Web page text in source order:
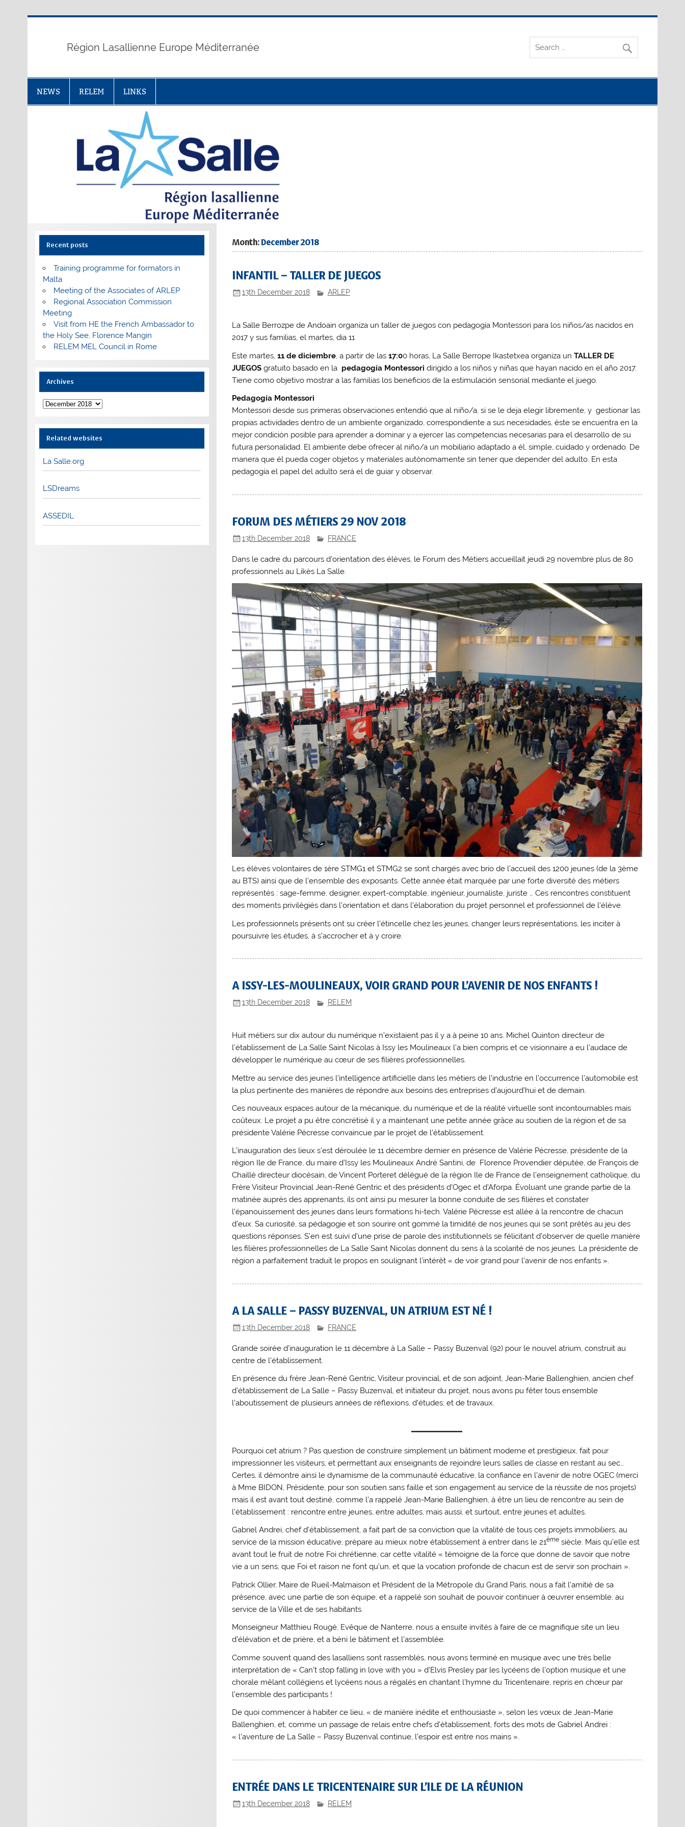
Région Lasallienne Europe Méditerranée
NEWS RELEM LINKS
Month:December 2018
INFANTIL – TALLER DE JUEGOS
13th December 2018 ARLEP
La Salle Berrozpe de Andoain organiza un taller de juegos con pedagogía Montessori para los niños/as nacidos en
2017 y sus familias, el martes, día 11
Este martes,11 de diciembre , a partir de las17:00 horas, La Salle Berrope Ikastetxea organiza un TALLER DE
JUEGOS gratuito basado en la pedagogía Montessoridirigido a los niños y niñas que hayan nacido en el año 2017.
Tiene como objetivo mostrar a las familias los beneficios de la estimulación sensorial mediante el juego.
Pedagogía Montessori
Montessori desde sus primeras observaciones entendió que al niño/a, si se le deja elegir libremente, y gestionar las
propias actividades dentro de un ambiente organizado, correspondiente a sus necesidades, éste se encuentra en la
mejor condición posible para aprender a dominar y a ejercer las competencias necesarias para el desarrollo de su
futura personalidad. El ambiente debe ofrecer al niño/a un mobiliario adaptado a él, simple, cuidado y ordenado. De
manera que él pueda coger objetos y materiales autónomamente sin tener que depender del adulto. En esta
pedagogía el papel del adulto será el de guiar y observar.
FORUM DES MÉTIERS 29 NOV 2018
13th December 2018 FRANCE
Dans le cadre du parcours d’orientation des élèves, le Forum des Métiers accueillait jeudi 29 novembre plus de 80
professionnels au Likès La Salle.
Les élèves volontaires de 1ère STMG1 et STMG2 se sont chargés avec brio de l’accueil des 1200 jeunes (de la 3ème
au BTS) ainsi que de l’ensemble des exposants. Cette année était marquée par une forte diversité des métiers
représentés : sage-femme, designer, expert-comptable, ingénieur, journaliste, juriste … Ces rencontres constituent
des moments privilégiés dans l’orientation et dans l’élaboration du projet personnel et professionnel de l’élève.
Les professionnels présents ont su créer l’étincelle chez les jeunes, changer leurs représentations, les inciter à
poursuivre les études, à s’accrocher et à y croire.
A ISSY-LES-MOULINEAUX, VOIR GRAND POUR L’AVENIR DE NOS ENFANTS !
13th December 2018 RELEM
Huit métiers sur dix autour du numérique n’existaient pas il y a à peine 10 ans. Michel Quinton directeur de
l’établissement de La Salle Saint Nicolas à Issy les Moulineaux l’a bien compris et ce visionnaire a eu l’audace de
développer le numérique au cœur de ses filières professionnelles.
Mettre au service des jeunes l’intelligence artificielle dans les métiers de l’industrie en l’occurrence l’automobile est
la plus pertinente des manières de répondre aux besoins des entreprises d’aujourd’hui et de demain.
Ces nouveaux espaces autour de la mécanique, du numérique et de la réalité virtuelle sont incontournables mais
coûteux. Le projet a pu être concrétisé il y a maintenant une petite année grâce au soutien de la région et de sa
présidente Valérie Pécresse convaincue par le projet de l’établissement.
L’inauguration des lieux s’est déroulée le 11 décembre dernier en présence de Valérie Pécresse, présidente de la
région Ile de France, du maire d’Issy les Moulineaux André Santini, de Florence Provendier députée, de François de
Chaillé directeur diocésain, de Vincent Porteret délégué de la région Ile de France de l’enseignement catholique, du
Frère Visiteur Provincial Jean-René Gentric et des présidents d’Ogec et d’Aforpa. Évoluant une grande partie de la
matinée auprès des apprenants, ils ont ainsi pu mesurer la bonne conduite de ses filières et constater
l’épanouissement des jeunes dans leurs formations hi-tech. Valérie Pécresse est allée à la rencontre de chacun
d’eux. Sa curiosité, sa pédagogie et son sourire ont gommé la timidité de nos jeunes qui se sont prêtés au jeu des
questions réponses. S’en est suivi d’une prise de parole des institutionnels se félicitant d’observer de quelle manière
les filières professionnelles de La Salle Saint Nicolas donnent du sens à la scolarité de nos jeunes. La présidente de
région a parfaitement traduit le propos en soulignant l’intérêt « de voir grand pour l’avenir de nos enfants ».
A LA SALLE – PASSY BUZENVAL, UN ATRIUM EST NÉ !
13th December 2018 FRANCE
Grande soirée d’inauguration le 11 décembre à La Salle – Passy Buzenval (92) pour le nouvel atrium, construit au
centre de l’établissement.
En présence du frère Jean-René Gentric, Visiteur provincial, et de son adjoint, Jean-Marie Ballenghien, ancien chef
d’établissement de La Salle – Passy Buzenval, et initiateur du projet, nous avons pu fêter tous ensemble
l’aboutissement de plusieurs années de réflexions, d’études, et de travaux.
Pourquoi cet atrium ? Pas question de construire simplement un bâtiment moderne et prestigieux, fait pour
impressionner les visiteurs, et permettant aux enseignants de rejoindre leurs salles de classe en restant au sec…
Certes, il démontre ainsi le dynamisme de la communauté éducative, la confiance en l’avenir de notre OGEC (merci
à Mme BIDON, Présidente, pour son soutien sans faille et son engagement au service de la réussite de nos projets)
mais il est avant tout destiné, comme l’a rappelé Jean-Marie Ballenghien, à être un lieu de rencontre au sein de
l’établissement : rencontre entre jeunes, entre adultes, mais aussi, et surtout, entre jeunes et adultes.
Gabriel Andrei, chef d’établissement, a fait part de sa conviction que la vitalité de tous ces projets immobiliers, au
service de la mission éducative, prépare au mieux notre établissement à entrer dans le 21ème siècle. Mais qu’elle est
avant tout le fruit de notre Foi chrétienne, car cette vitalité « témoigne de la force que donne de savoir que notre
vie a un sens, que Foi et raison ne font qu’un, et que la vocation profonde de chacun est de servir son prochain ».
Patrick Ollier, Maire de Rueil-Malmaison et Président de la Métropole du Grand Paris, nous a fait l’amitié de sa
présence, avec une partie de son équipe, et a rappelé son souhait de pouvoir continuer à œuvrer ensemble, au
service de la Ville et de ses habitants.
Monseigneur Matthieu Rougé, Evêque de Nanterre, nous a ensuite invités à faire de ce magnifique site un lieu
d’élévation et de prière, et a béni le bâtiment et l’assemblée.
Comme souvent quand des lasalliens sont rassemblés, nous avons terminé en musique avec une très belle
interprétation de « Can’t stop falling in love with you » d’Elvis Presley par les lycéens de l’option musique et une
chorale mêlant collégiens et lycéens nous a régalés en chantant l’hymne du Tricentenaire, repris en chœur par
l’ensemble des participants !
De quoi commencer à habiter ce lieu, « de manière inédite et enthousiaste », selon les vœux de Jean-Marie
Ballenghien, et, comme un passage de relais entre chefs d’établissement, forts des mots de Gabriel Andrei :
« l’aventure de La Salle – Passy Buzenval continue, l’espoir est entre nos mains ».
ENTRÉE DANS LE TRICENTENAIRE SUR L’ILE DE LA RÉUNION
13th December 2018 RELEM
Recent posts
Training programme for formators in
Malta
Meeting of the Associates of ARLEP
Regional Association Commission
Meeting
Visit from HE the French Ambassador to
the Holy See, Florence Mangin
RELEM MEL Council in Rome
Archives
Archives
Related websites
La Salle.org
LSDreams
ASSEDIL